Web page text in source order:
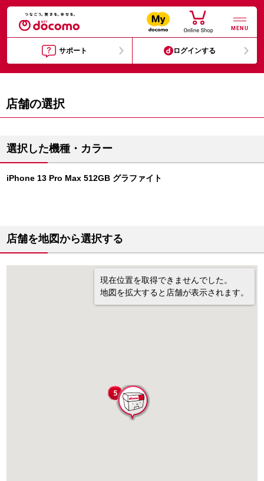
MENU
サポート ログインする
店舗の選択
選択した機種・カラー
iPhone 13 Pro Max 512GB グラファイト
店舗を地図から選択する
現在位置を取得できませんでした。
地図を拡大すると店舗が表示されます。